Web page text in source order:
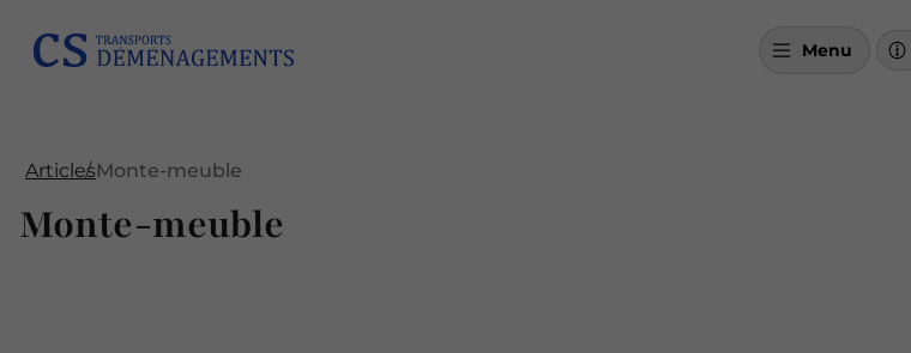
Menu
ArticlesMonte-meuble
Monte-meuble